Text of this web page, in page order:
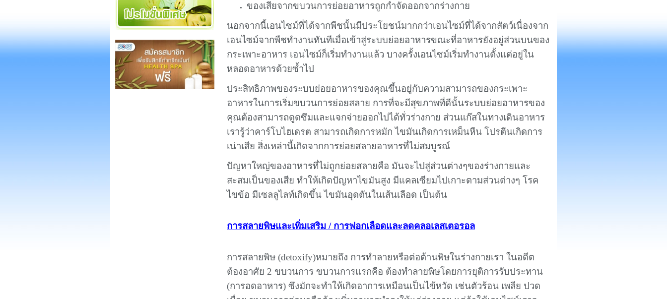
ของเสียจากขบวนการย่อยอาหารถูกกำจัดออกจากร่างกาย
นอกจากนี้เอนไซม์ที่ได้จากพืชนั้นมีประโยชน์มากกว่าเอนไซม์ที่ได้จากสัตว์เนื่องจาก
เอนไซม์จากพืชทำงานทันทีเมื่อเข้าสู่ระบบย่อยอาหารขณะที่อาหารยังอยู่ส่วนบนของ
กระเพาะอาหาร เอนไซม์ก็เริ่มทำงานแล้ว บางครั้งเอนไซม์เริ่มทำงานตั้งแต่อยู่ใน
หลอดอาหารด้วยซ้ำไป
ประสิทธิภาพของระบบย่อยอาหารของคุณขึ้นอยู่กับความสามารถของกระเพาะ
อาหารในการเริ่มขบวนการย่อยสลาย การที่จะมีสุขภาพที่ดีนั้นระบบย่อยอาหารของ
คุณต้องสามารถดูดซึมและแจกจ่ายออกไปได้ทั่วร่างกาย ส่วนแก๊สในทางเดินอาหาร
เรารู้ว่าคาร์โบไฮเดรต สามารถเกิดการหมัก ไขมันเกิดการเหม็นหืน โปรตีนเกิดการ
เน่าเสีย สิ่งเหล่านี้เกิดจากการย่อยสลายอาหารที่ไม่สมบูรณ์
ปัญหาใหญ่ของอาหารที่ไม่ถูกย่อยสลายคือ มันจะไปสู่ส่วนต่างๆของร่างกายและ
สะสมเป็นของเสีย ทำให้เกิดปัญหาไขมันสูง มีแคลเซียมไปเกาะตามส่วนต่างๆ โรค
ไขข้อ มีเซลลูไลท์เกิดขึ้น ไขมันอุดตันในเส้นเลือด เป็นต้น
การสลายพิษและเพิ่มเสริม / การฟอกเลือดและลดคลอเลสเตอรอล
การสลายพิษ (detoxify)หมายถึง การทำลายหรือต่อต้านพิษในร่างกายเรา ในอดีต
ต้องอาศัย 2 ขบวนการ ขบวนการแรกคือ ต้องทำลายพิษโดยการยุติการรับประทาน
(การอดอาหาร) ซึงมักจะทำให้เกิดอาการเหมือนเป็นไข้หวัด เช่นตัวร้อน เพลีย ปวด